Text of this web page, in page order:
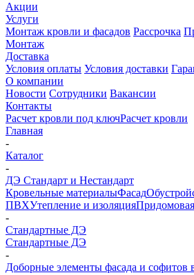
Акции
Услуги
Монтаж кровли и фасадов Рассрочка
Монтаж
Доставка
Условия оплаты Условия доставки
О компании
Новости Сотрудники Вакансии
Контакты
Расчет кровли под ключРасчет кровли
Главная
-
Каталог
-
ДЭ Стандарт и Нестандарт
Кровельные материалыФасад
ПВХУтепление и изоляция
-
Стандартные ДЭ
Стандартные ДЭ
-
Доборные элементы фасада и софитов